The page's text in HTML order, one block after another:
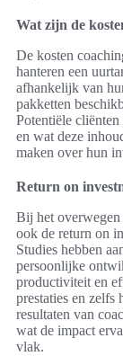
Wat zijn de
De kosten
hanteren een
afhankelijk van
pakketten
Potentiële
en wat deze
maken over hun
Return on
Bij het overwegen
ook de return on
Studies hebben
persoonlijke
productiviteit en
prestaties en zelfs
resultaten van
wat de impact
vlak.